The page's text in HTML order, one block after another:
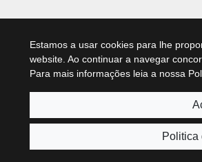
Estamos a usar cookies para lhe
website. Ao continuar a navegar
Para mais informações leia a nossa
Politica